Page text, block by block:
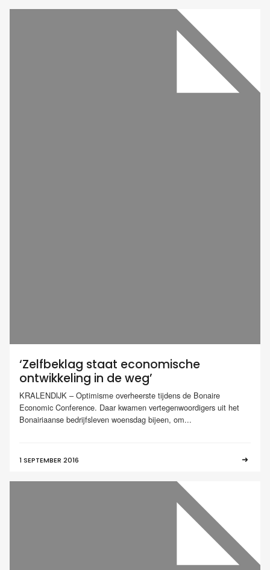
‘Zelfbeklag staat economische
ontwikkeling in de weg’
KRALENDIJK – Optimisme overheerste tijdens de Bonaire
Economic Conference. Daar kwamen vertegenwoordigers uit het
Bonairiaanse bedrijfsleven woensdag bijeen, om...
1 SEPTEMBER 2016